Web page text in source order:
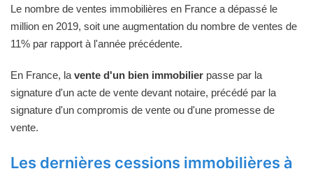
Le nombre de ventes immobilières en France a dépassé le
million en 2019, soit une augmentation du nombre de ventes de
11% par rapport à l'année précédente.
En France, la vente d'un bien immobilier passe par la
signature d'un acte de vente devant notaire, précédé par la
signature d'un compromis de vente ou d'une promesse de
vente.
Les dernières cessions immobilières à